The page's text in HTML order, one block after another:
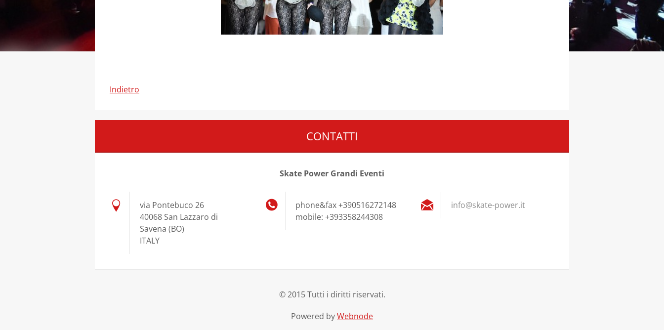
Indietro
CONTATTI
Skate Power Grandi Eventi
via Pontebuco 26
40068 San Lazzaro di
Savena (BO)
ITALY
phone&fax +390516272148
mobile: +393358244308
info@skate-power.it
© 2015 Tutti i diritti riservati.
Powered byWebnode